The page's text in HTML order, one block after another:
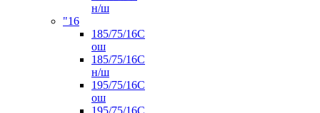
н/ш
"16
185/75/16С
ош
185/75/16С
н/ш
195/75/16С
ош
195/75/16С